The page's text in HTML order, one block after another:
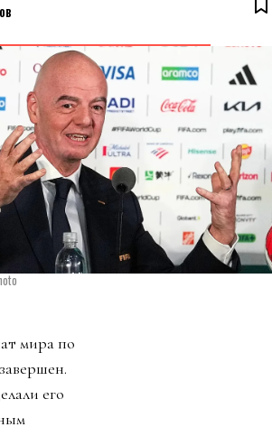
мира по
его